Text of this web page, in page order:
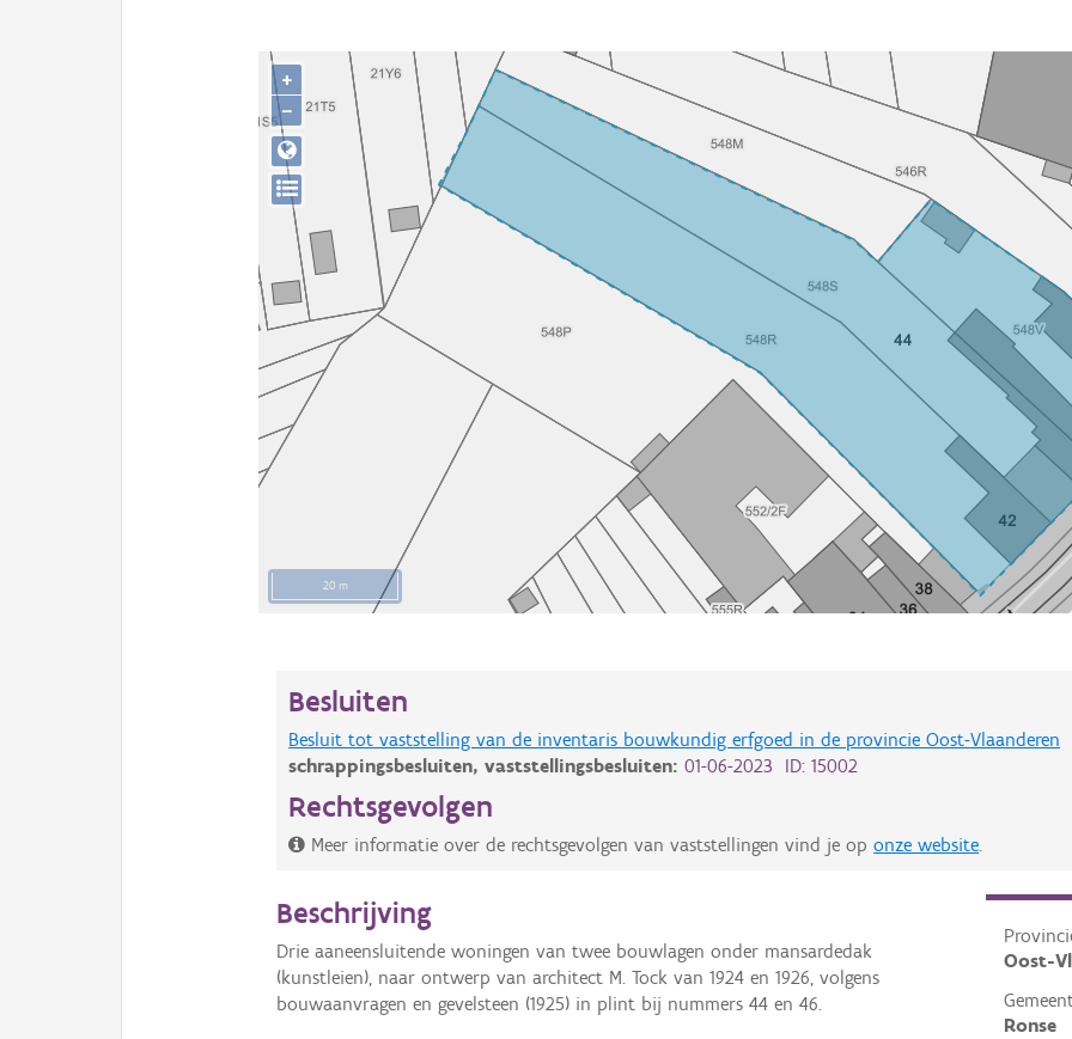
20 m
+
−
Besluiten
Besluit tot vaststelling van de inventaris bouwkundig erfgoed in de provincie Oost-Vlaanderen
schrappingsbesluiten,vaststellingsbesluiten:01-06-2023 ID: 15002
Rechtsgevolgen
Meer informatie over de rechtsgevolgen van vaststellingen vind je oponze website.
Oost-
Ronse
Beschrijving
Drie aaneensluitende woningen van twee bouwlagen onder mansardedak
(kunstleien), naar ontwerp van architect M. Tock van 1924 en 1926, volgens
bouwaanvragen en gevelsteen (1925) in plint bij nummers 44 en 46.